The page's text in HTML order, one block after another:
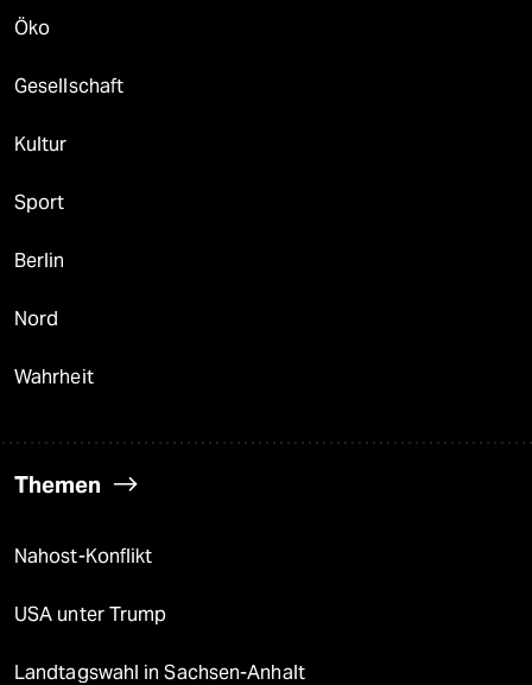
Öko
Gesellschaft
Kultur
Sport
Berlin
Nord
Wahrheit
Themen
Nahost-Konflikt
USA unter Trump
Landtagswahl in Sachsen-Anhalt